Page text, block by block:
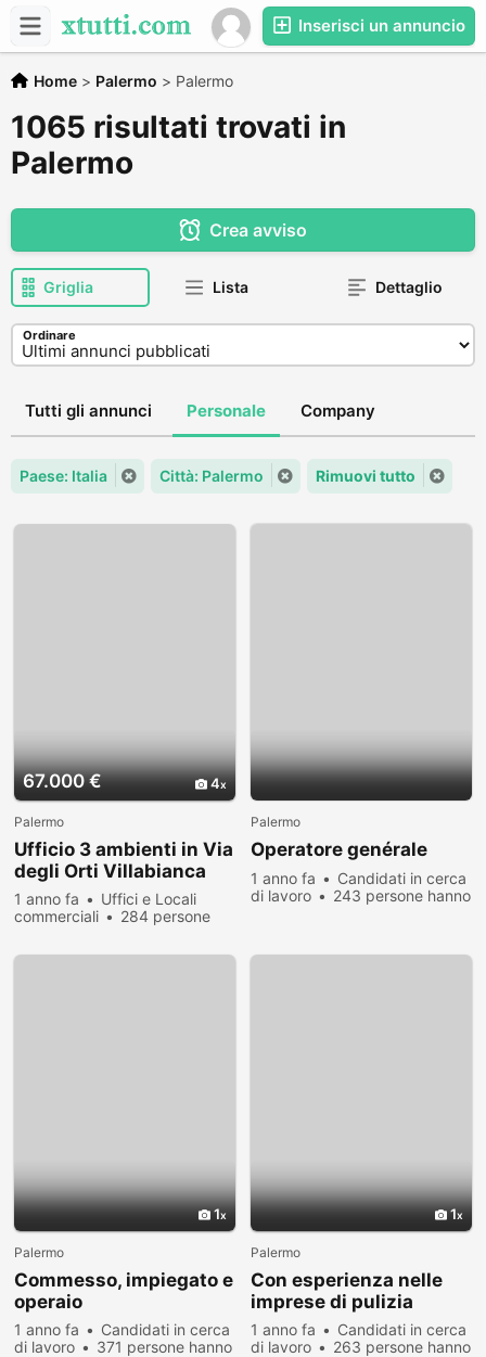
Inserisci un annuncio
Home > Palermo > Palermo
1065 risultati trovati in
Palermo
Crea avviso
Griglia Lista Dettaglio
Ordinare
Tutti gli annunci Personale Company
Paese: Italia Città: Palermo Rimuovi tutto
67.000 € 4
Palermo
Ufficio 3 ambienti in Via
degli Orti Villabianca
1 anno fa
Uffici e Locali
commerciali
284 persone
Palermo
Operatore genérale
1 anno fa
Candidati in cerca
di lavoro
243 persone hanno
1
Palermo
Commesso, impiegato e
operaio
1 anno fa
Candidati in cerca
di lavoro
371 persone hanno
1
Palermo
Con esperienza nelle
imprese di pulizia
1 anno fa
Candidati in cerca
di lavoro
263 persone hanno